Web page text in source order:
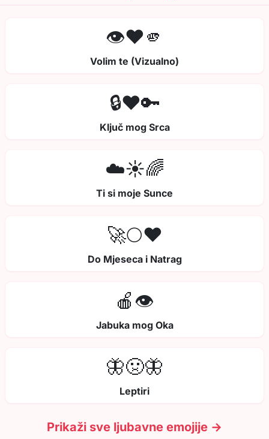
👁️❤️🫵
Volim te (Vizualno)
🔒❤️🔑
Ključ mog Srca
☁️☀️🌈
Ti si moje Sunce
🚀🌕❤️
Do Mjeseca i Natrag
🍎👁️
Jabuka mog Oka
🦋🤢🦋
Leptiri
Prikaži sve ljubavne emojije →